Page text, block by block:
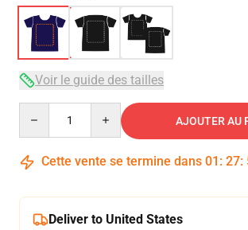
Voir le guide des tailles
AJOUTER AU
Cette vente se termine dans 01 : 27:
Deliver to United States